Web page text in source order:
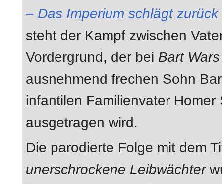
– Das Imperium schlägt zurück
steht der Kampf zwischen
Vordergrund, der bei Bart Wars
ausnehmend frechen Sohn
infantilen Familienvater Homer
ausgetragen wird.
Die parodierte Folge mit dem
unerschrockene Leibwächter